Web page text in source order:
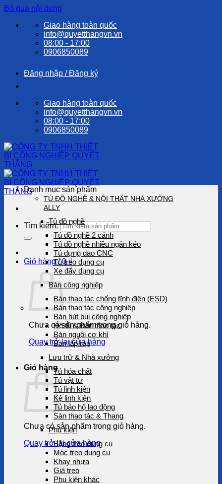
Bỏ qua nội dung
Giao hàng toàn quốc
info@quyetthangvn.vn
08:00 - 17:00
0906850089
Đăng nhập / Đăng ký
Giao hàng toàn quốc
info@quyetthangvn.vn
08:00 - 17:00
0906850089
Tìm kiếm:
Giỏ hàng /0₫
Chưa có sản phẩm trong giỏ hàng.
Quay trở lại cửa hàng
Giỏ hàng
Chưa có sản phẩm trong giỏ hàng.
Quay trở lại cửa hàng
Danh mục sản phẩm
TỦ ĐỒ NGHỀ & NỘI THẤT NHÀ XƯỞNG
ALLY
Tủ đồ nghề
Tủ đồ nghề 2 cánh
Tủ đồ nghề nhiều ngăn kéo
Tủ đựng dao CNC
Tủ treo dụng cụ
Xe đẩy dụng cụ
Bàn công nghiệp
Bàn thao tác chống tĩnh điện (ESD)
Bàn thao tác công nghiệp
Bàn hút bụi công nghiệp
Hệ tủ & Bàn thao tác
Bàn nguội cơ khí
Bàn lắp ráp
Lưu trữ & Nhà xưởng
Tủ hóa chất
Tủ vật tư
Tủ linh kiện
Kệ linh kiện
Tủ bảo hộ lao động
Sàn thao tác & Thang
Phụ kiện
Bảng treo dụng cụ
Móc treo dụng cụ
Khay nhựa
Giá treo
Phụ kiện khác